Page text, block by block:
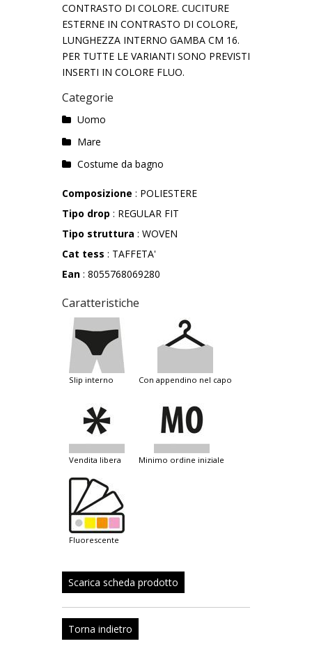
CONTRASTO DI COLORE. CUCITURE
ESTERNE IN CONTRASTO DI COLORE,
LUNGHEZZA INTERNO GAMBA CM 16.
PER TUTTE LE VARIANTI SONO PREVISTI
INSERTI IN COLORE FLUO.
Categorie
Uomo
Mare
Costume da bagno
Composizione : POLIESTERE
Tipo drop : REGULAR FIT
Tipo struttura : WOVEN
Cat tess : TAFFETA'
Ean : 8055768069280
Caratteristiche
slip interno con appendino nel capo
vendita libera minimo ordine iniziale
fluorescente
Scarica scheda prodotto
Torna indietro